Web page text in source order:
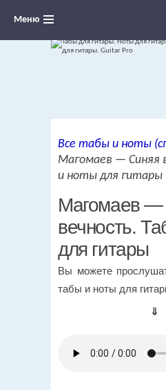
переложения песен
Меню
Все табы и ноты
Магомаев — Синяя
и ноты для гитары
Магомаев —
вечность.
для гитары
Вы можете
табы и ноты для
⇓